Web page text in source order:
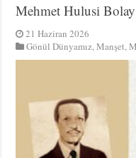
Mehmet Hulusi
21 Haziran 2026
Gönül Dünyamız,Manşet,